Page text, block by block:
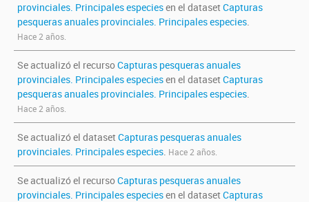
provinciales. Principales especiesen el dataset Capturas
pesqueras anuales provinciales. Principales especies.
Hace 2 años.
Se actualizó el recursoCapturas pesqueras anuales
provinciales. Principales especiesen el dataset Capturas
pesqueras anuales provinciales. Principales especies.
Hace 2 años.
Se actualizó el dataset Capturas pesqueras anuales
provinciales. Principales especies. Hace 2 años.
Se actualizó el recursoCapturas pesqueras anuales
provinciales. Principales especiesen el dataset Capturas